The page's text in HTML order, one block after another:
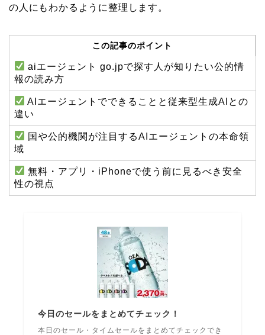
の人にもわかるように整理します。
この記事のポイント
aiエージェント go.jpで探す人が知りたい公的情
報の読み方
AIエージェントでできることと従来型生成AIとの
違い
国や公的機関が注目するAIエージェントの本命領
域
無料・アプリ・iPhoneで使う前に見るべき安全
性の視点
今日のセールをまとめてチェック！
本日のセール・タイムセールをまとめてチェックでき